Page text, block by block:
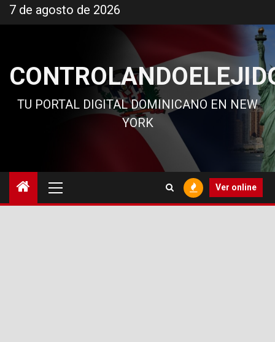
al
7 de agosto de 2026
TU PORTAL DIGITAL DOMINICANO EN NEW
YORK
principal
Ver online